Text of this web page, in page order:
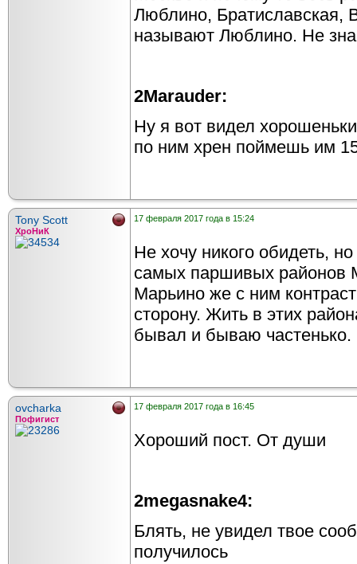
Люблино, Братиславская,
называют Люблино. Не
2Marauder:
Ну я вот видел
по ним хрен поймешь им
Tony Scott
ХроНиК
17 февраля 2017 года в 15:24
Не хочу никого обидеть,
самых паршивых
Марьино же с ним
сторону. Жить в этих
бывал и бываю частенько.
ovcharka
Пофигист
17 февраля 2017 года в 16:45
Хороший пост. От души
2megasnake4:
Блять, не увидел твое
получилось